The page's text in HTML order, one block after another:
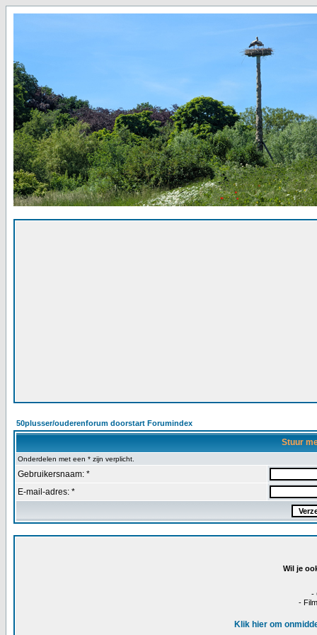
50plusser/ouderenforum doorstart Forumindex
Stuur
Onderdelen met een * zijn verplicht.
Gebruikersnaam: *
E-mail-adres: *
Wil je
-
-
Klik hier om